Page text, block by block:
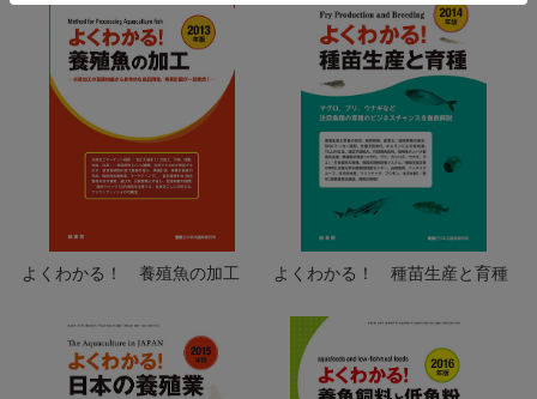
よくわかる！ 養殖魚の加工 よくわかる！ 種苗生産と育種